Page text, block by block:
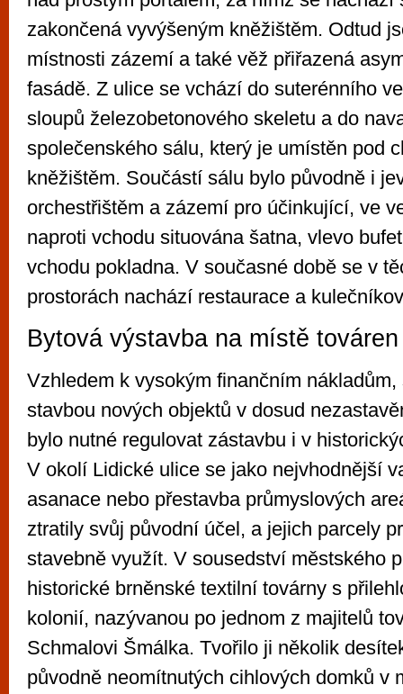
zakončená vyvýšeným kněžištěm. Odtud
místnosti zázemí a také věž přiřazená
fasádě. Z ulice se vchází do suterénního
sloupů železobetonového skeletu a do
společenského sálu, který je umístěn pod
kněžištěm. Součástí sálu bylo původně i
orchestřištěm a zázemí pro účinkující, ve
naproti vchodu situována šatna, vlevo
vchodu pokladna. V současné době se v
prostorách nachází restaurace a
Bytová výstavba na místě továren
Vzhledem k vysokým finančním nákladům,
stavbou nových objektů v dosud
bylo nutné regulovat zástavbu i v
V okolí Lidické ulice se jako nejvhodnější
asanace nebo přestavba průmyslových
ztratily svůj původní účel, a jejich parcely
stavebně využít. V sousedství městského
historické brněnské textilní továrny s
kolonií, nazývanou po jednom z majitelů
Schmalovi Šmálka. Tvořilo ji několik
původně neomítnutých cihlových domků v